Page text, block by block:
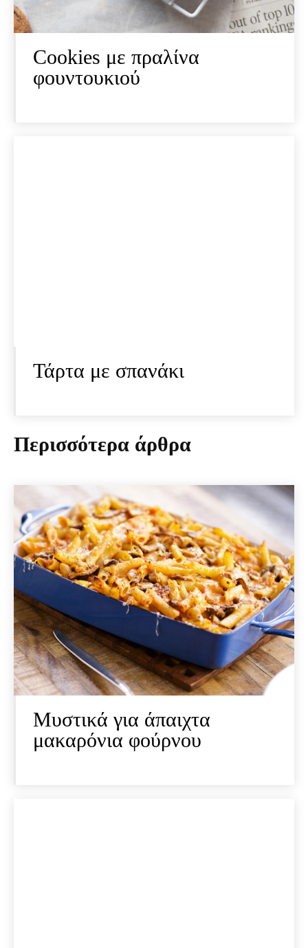
Cookies με πραλίνα
φουντουκιού
Τάρτα με σπανάκι
Περισσότερα άρθρα
Μυστικά για άπαιχτα
μακαρόνια φούρνου